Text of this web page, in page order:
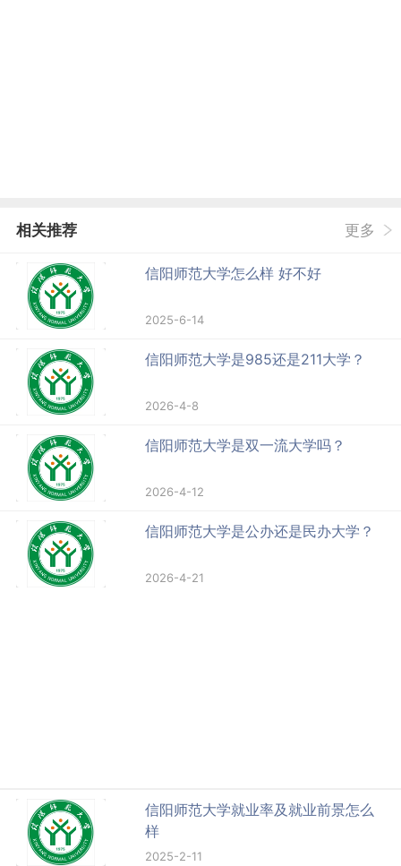
相关推荐 更多
信阳师范大学怎么样 好不好
2025-6-14
信阳师范大学是985还是211大学？
2026-4-8
信阳师范大学是双一流大学吗？
2026-4-12
信阳师范大学是公办还是民办大学？
2026-4-21
信阳师范大学就业率及就业前景怎么
样
2025-2-11